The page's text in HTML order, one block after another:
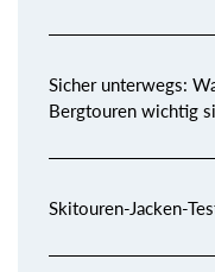
Sicher unterwegs:
Bergtouren wichtig
Skitouren-Jacken-